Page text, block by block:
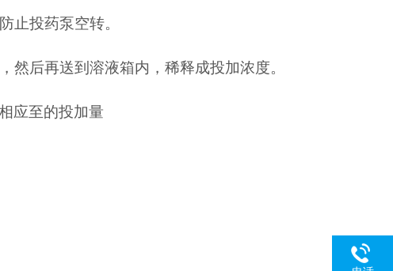
止投药泵空转。
然后再送到溶液箱内，稀释成投加浓度。
应至的投加量